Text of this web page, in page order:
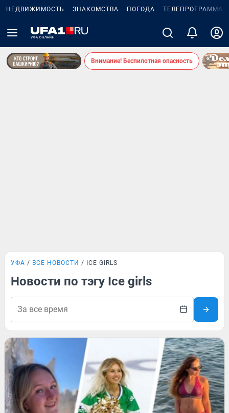
НЕДВИЖИМОСТЬ ЗНАКОМСТВА ПОГОДА ТЕЛЕПРОГРАММА
Внимание! Беспилотная опасность
УФА ВСЕ НОВОСТИ ICE GIRLS
Новости по тэгу Ice girls